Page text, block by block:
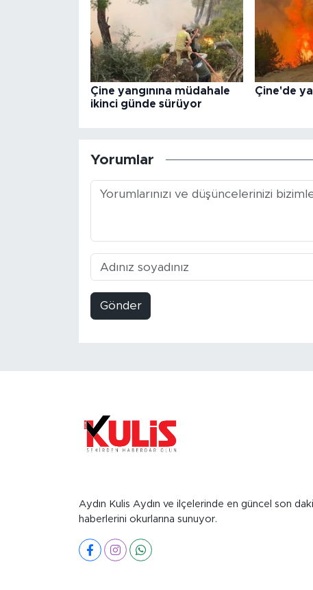
Çine yangınına müdahale
ikinci günde sürüyor
Çine'de
Yorumlar
Gönder
Aydın Kulis Aydın ve ilçelerinde en güncel son
haberlerini okurlarına sunuyor.